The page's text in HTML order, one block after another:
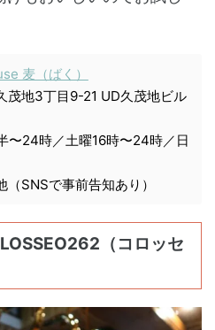
麦（ばく）
茂地3丁目9-21 UD久茂地ビル
〜24時／土曜16時〜24時／日
SNSで事前告知あり）
（コロッセ